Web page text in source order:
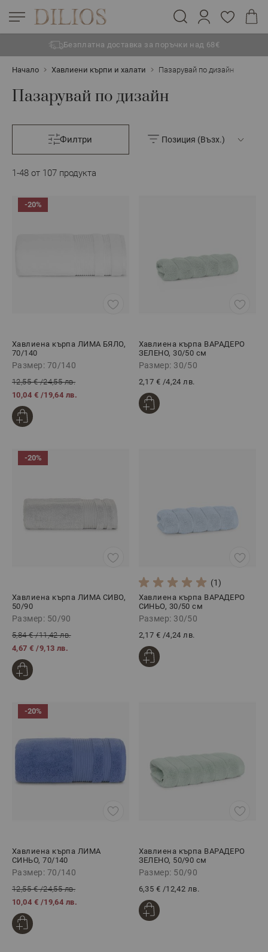
Безплатна доставка за поръчки над 68€
Начало Хавлиени кърпи и халати Пазарувай по дизайн
Пазарувай по дизайн
Филтри
1-48 от 107 продукта
-20%
Хавлиена кърпа ЛИМА БЯЛО,
70/140
Размер: 70/140
12,55 €/24,55 лв.
10,04 € /19,64 лв.
Хавлиена кърпа ВАРАДЕРО
ЗЕЛЕНО, 30/50 см
Размер: 30/50
2,17 € /4,24 лв.
-20%
Хавлиена кърпа ЛИМА СИВО,
50/90
Размер: 50/90
5,84 €/11,42 лв.
4,67 € /9,13 лв.
(1)
Хавлиена кърпа ВАРАДЕРО
СИНЬО, 30/50 см
Размер: 30/50
2,17 € /4,24 лв.
-20%
Хавлиена кърпа ЛИМА
СИНЬО, 70/140
Размер: 70/140
12,55 €/24,55 лв.
10,04 € /19,64 лв.
Хавлиена кърпа ВАРАДЕРО
ЗЕЛЕНО, 50/90 см
Размер: 50/90
6,35 € /12,42 лв.